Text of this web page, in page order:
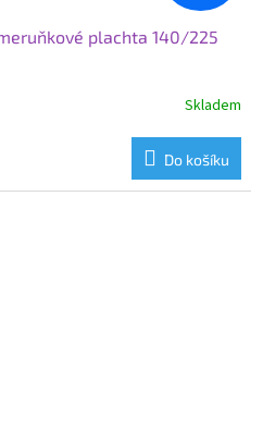
plachta 140/225
Skladem
Do košíku